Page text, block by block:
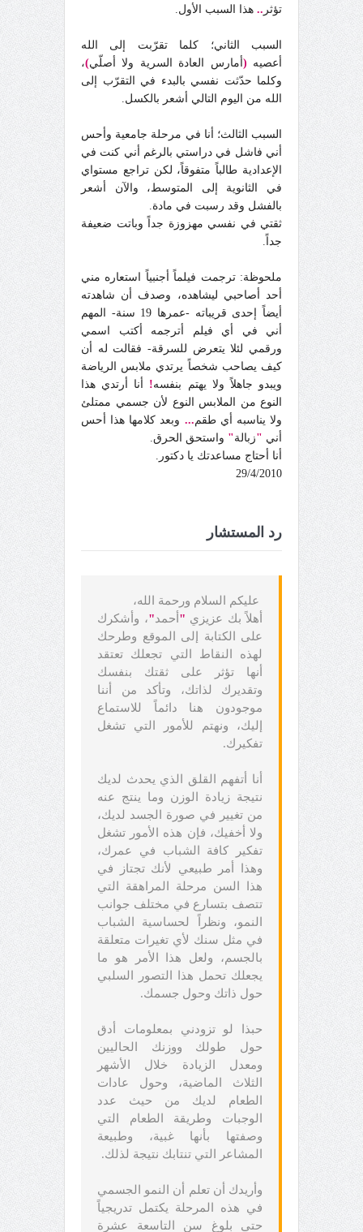
تؤثر .. هذا السبب الأول.
السبب الثاني؛ كلما تقرّبت إلى الله
أعصيه ( أمارس العادة السرية ولا أصلّي)،
وكلما حدّثت نفسي بالبدء في التقرّب إلى
الله من اليوم التالي أشعر بالكسل.
السبب الثالث؛ أنا في مرحلة جامعية وأحس
أني فاشل في دراستي بالرغم أني كنت في
الإعدادية طالباً متفوقاً، لكن تراجع مستواي
في الثانوية إلى المتوسط، والآن أشعر
بالفشل وقد رسبت في مادة.
ثقتي في نفسي مهزوزة جداً وباتت ضعيفة
جداً.
ملحوظة: ترجمت فيلماً أجنبياً استعاره مني
أحد أصاحبي ليشاهده، وصدف أن شاهدته
أيضاً إحدى قريباته -عمرها 19 سنة- المهم
أني في أي فيلم أترجمه أكتب اسمي
ورقمي لئلا يتعرض للسرقة- فقالت له أن
كيف يصاحب شخصاً يرتدي ملابس الرياضة
ويبدو جاهلاً ولا يهتم بنفسه! أنا أرتدي هذا
النوع من الملابس النوع لأن جسمي ممتلئ
ولا يناسبه أي طقم ... وبعد كلامها هذا أحس
أني "زبالة" واستحق الحرق.
أنا أحتاج مساعدتك يا دكتور.
29/4/2010
رد المستشار
عليكم السلام ورحمة الله،
أهلاً بك عزيزي " أحمد "، وأشكرك
على الكتابة إلى الموقع وطرحك
لهذه النقاط التي تجعلك تعتقد
أنها تؤثر على ثقتك بنفسك
وتقديرك لذاتك، وتأكد من أننا
موجودون هنا دائماً للاستماع
إليك، ونهتم للأمور التي تشغل
تفكيرك.
أنا أتفهم القلق الذي يحدث لديك
نتيجة زيادة الوزن وما ينتج عنه
من تغيير في صورة الجسد لديك،
ولا أخفيك، فإن هذه الأمور تشغل
تفكير كافة الشباب في عمرك،
وهذا أمر طبيعي لأنك تجتاز في
هذا السن مرحلة المراهقة التي
تتصف بتسارع في مختلف جوانب
النمو، ونظراً لحساسية الشباب
في مثل سنك لأي تغيرات متعلقة
بالجسم، ولعل هذا الأمر هو ما
يجعلك تحمل هذا التصور السلبي
حول ذاتك وحول جسمك.
حبذا لو تزودني بمعلومات أدق
حول طولك ووزنك الحاليين
ومعدل الزيادة خلال الأشهر
الثلاث الماضية، وحول عادات
الطعام لديك من حيث عدد
الوجبات وطريقة الطعام التي
وصفتها بأنها غبية، وطبيعة
المشاعر التي تنتابك نتيجة لذلك.
وأريدك أن تعلم أن النمو الجسمي
في هذه المرحلة يكتمل تدريجياً
حتى بلوغ سن التاسعة عشرة